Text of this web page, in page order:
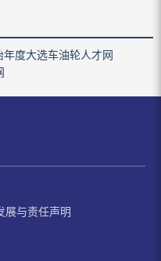
年度大选车油轮人才网
展与责任声明